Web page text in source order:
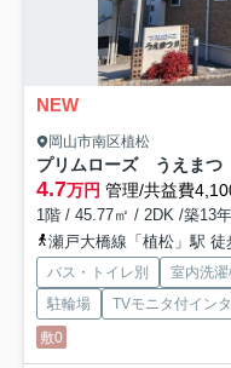
NEW
岡山市南区植松
プリムローズ うえま
4.7万円 管理/共益費
1階 / 45.77㎡ / 2DK /築13年
瀬戸大橋線「植松」駅 徒
バス・トイレ別 室内洗
駐輪場
TVモニタ付イン
敷0